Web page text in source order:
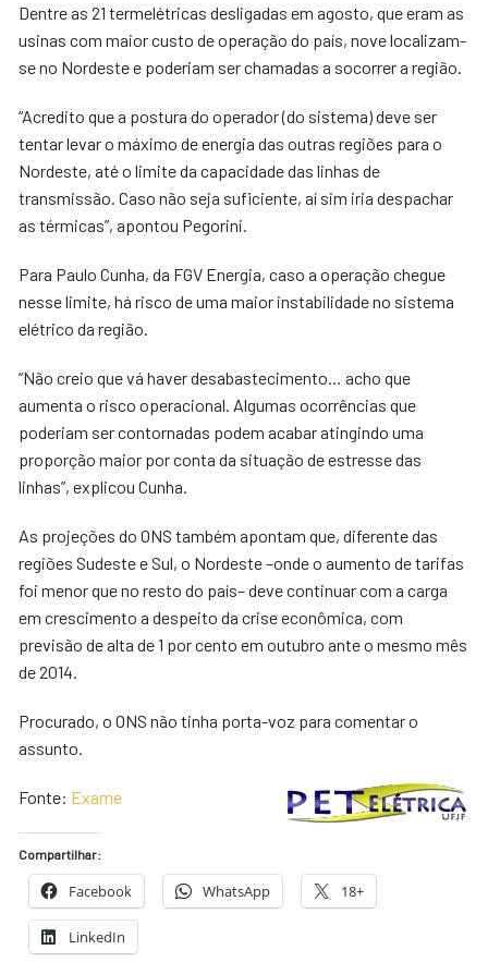
Dentre as 21 termelétricas desligadas em agosto, que eram as
usinas com maior custo de operação do país, nove localizam-
se no Nordeste e poderiam ser chamadas a socorrer a região.
“Acredito que a postura do operador (do sistema) deve ser
tentar levar o máximo de energia das outras regiões para o
Nordeste, até o limite da capacidade das linhas de
transmissão. Caso não seja suficiente, aí sim iria despachar
as térmicas”, apontou Pegorini.
Para Paulo Cunha, da FGV Energia, caso a operação chegue
nesse limite, há risco de uma maior instabilidade no sistema
elétrico da região.
“Não creio que vá haver desabastecimento… acho que
aumenta o risco operacional. Algumas ocorrências que
poderiam ser contornadas podem acabar atingindo uma
proporção maior por conta da situação de estresse das
linhas”, explicou Cunha.
As projeções do ONS também apontam que, diferente das
regiões Sudeste e Sul, o Nordeste –onde o aumento de tarifas
foi menor que no resto do país– deve continuar com a carga
em crescimento a despeito da crise econômica, com
previsão de alta de 1 por cento em outubro ante o mesmo mês
de 2014.
Procurado, o ONS não tinha porta-voz para comentar o
assunto.
Fonte: Exame
Compartilhar:
Facebook WhatsApp 18+
LinkedIn